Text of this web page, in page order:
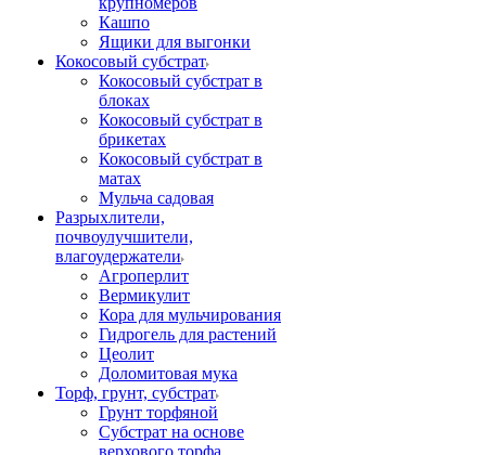
Кашпо
Ящики для выгонки
Кокосовый субстрат
Кокосовый субстрат в
блоках
Кокосовый субстрат в
брикетах
Кокосовый субстрат в
матах
Мульча садовая
Разрыхлители,
почвоулучшители,
влагоудержатели
Агроперлит
Вермикулит
Кора для мульчирования
Гидрогель для растений
Цеолит
Доломитовая мука
Торф, грунт, субстрат
Грунт торфяной
Субстрат на основе
верхового торфа